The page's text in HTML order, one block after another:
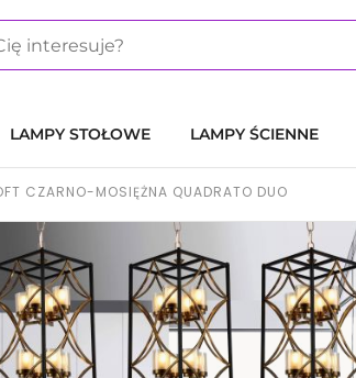
LAMPY STOŁOWE LAMPY ŚCIENNE
CZARNO-MOSIĘŻNA QUADRATO DUO